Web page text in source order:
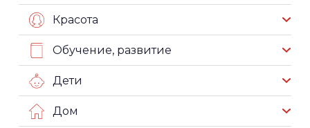
Красота
Обучение, развитие
Дети
Дом